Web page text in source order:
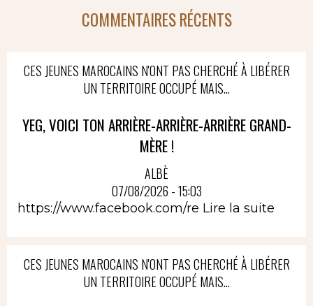
COMMENTAIRES RÉCENTS
CES JEUNES MAROCAINS N'ONT PAS CHERCHÉ À LIBÉRER
UN TERRITOIRE OCCUPÉ MAIS...
YEG, VOICI TON ARRIÈRE-ARRIÈRE-ARRIÈRE GRAND-
MÈRE !
ALBÈ
07/08/2026 - 15:03
https://www.facebook.com/re Lire la suite
CES JEUNES MAROCAINS N'ONT PAS CHERCHÉ À LIBÉRER
UN TERRITOIRE OCCUPÉ MAIS...